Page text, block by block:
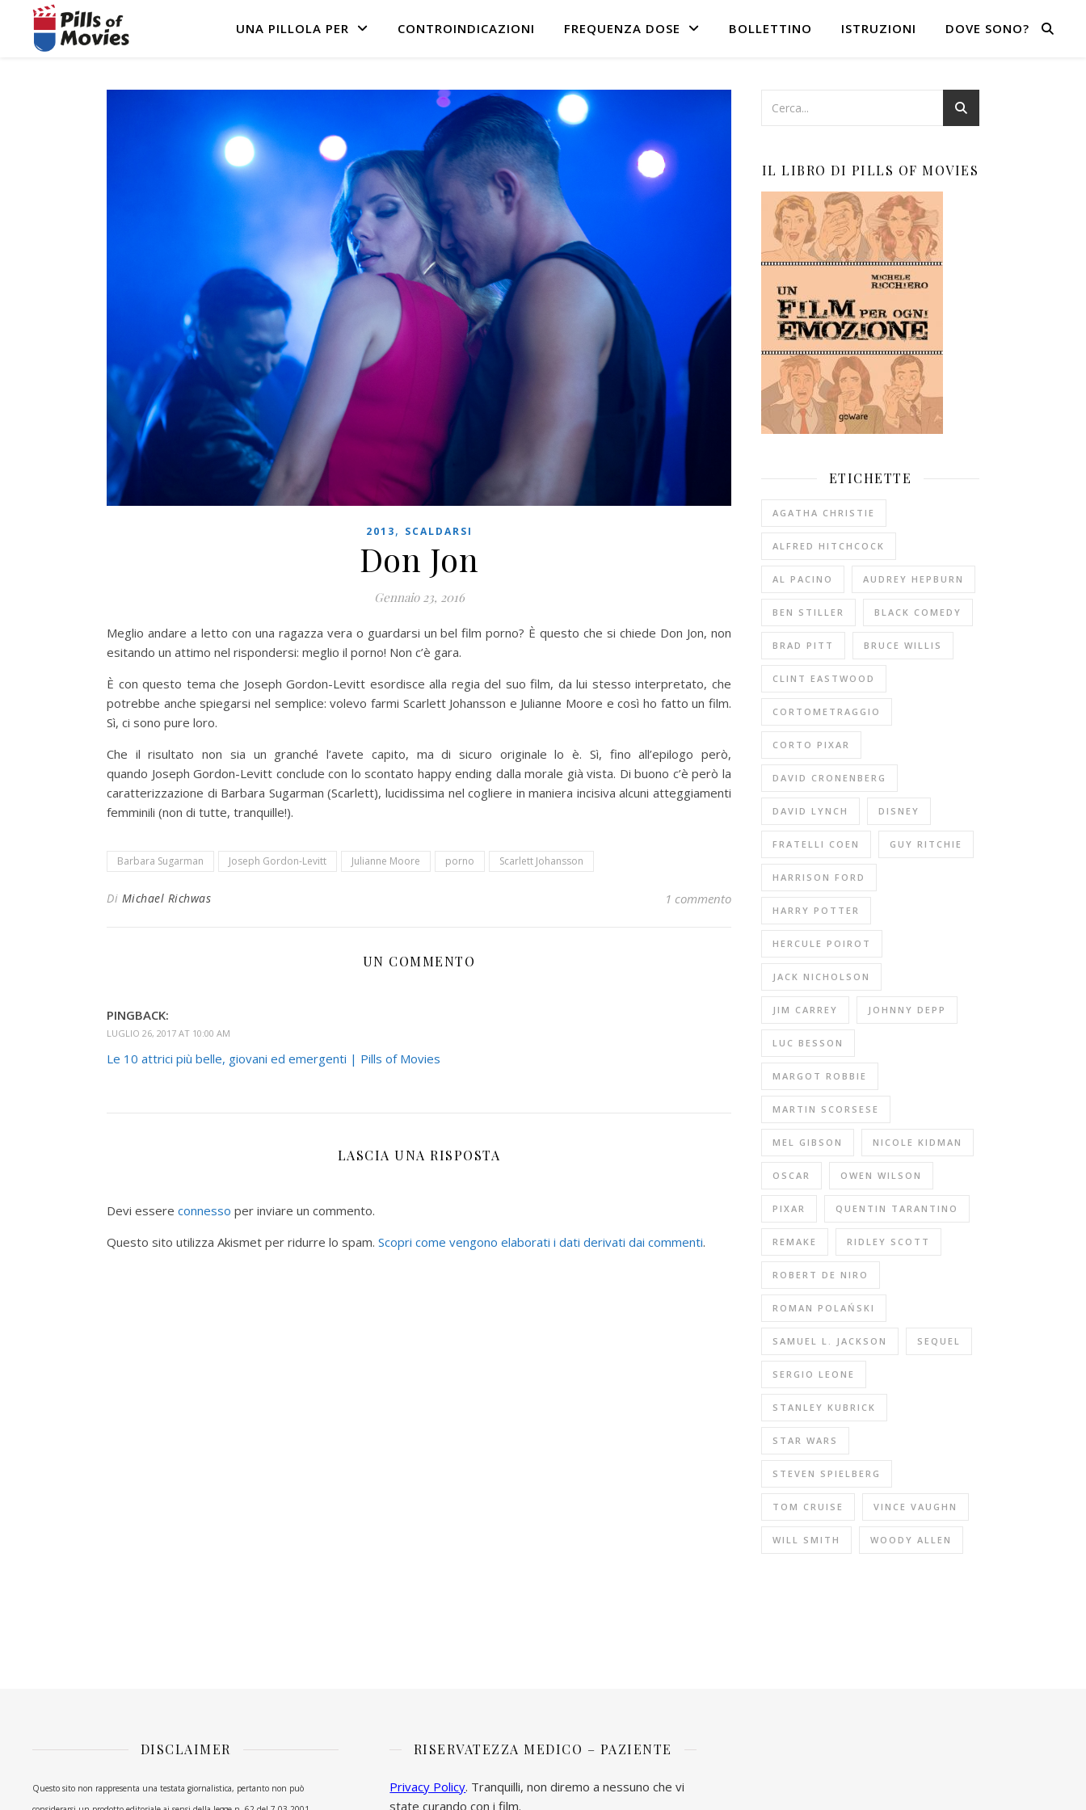
UNA PILLOLA PER CONTROINDICAZIONI FREQUENZA DOSE BOLLETTINO ISTRUZIONI DOVE SONO?
2013, SCALDARSI
Don Jon
Gennaio 23, 2016
Meglio andare a letto con una ragazza vera o guardarsi un bel film porno? È questo che si chiede Don Jon, non
esitando un attimo nel rispondersi: meglio il porno! Non c’è gara.
È con questo tema che Joseph Gordon-Levitt esordisce alla regia del suo film, da lui stesso interpretato, che
potrebbe anche spiegarsi nel semplice: volevo farmi Scarlett Johansson e Julianne Moore e così ho fatto un film.
Sì, ci sono pure loro.
Che il risultato non sia un granché l’avete capito, ma di sicuro originale lo è. Sì, fino all’epilogo però,
quando Joseph Gordon-Levitt conclude con lo scontato happy ending dalla morale già vista. Di buono c’è però la
caratterizzazione di Barbara Sugarman (Scarlett), lucidissima nel cogliere in maniera incisiva alcuni atteggiamenti
femminili (non di tutte, tranquille!).
Barbara Sugarman Joseph Gordon-Levitt Julianne Moore porno Scarlett Johansson
Di Michael Richwas 1 commento
UN COMMENTO
PINGBACK:
LUGLIO 26, 2017 AT 10:00 AM
Le 10 attrici più belle, giovani ed emergenti | Pills of Movies
LASCIA UNA RISPOSTA
Devi essere connesso per inviare un commento.
Questo sito utilizza Akismet per ridurre lo spam. Scopri come vengono elaborati i dati derivati dai commenti.
IL LIBRO DI PILLS OF MOVIES
ETICHETTE
AGATHA CHRISTIE
ALFRED HITCHCOCK
AL PACINO AUDREY HEPBURN
BEN STILLER BLACK COMEDY
BRAD PITT BRUCE WILLIS
CLINT EASTWOOD
CORTOMETRAGGIO
CORTO PIXAR
DAVID CRONENBERG
DAVID LYNCH DISNEY
FRATELLI COEN GUY RITCHIE
HARRISON FORD
HARRY POTTER
HERCULE POIROT
JACK NICHOLSON
JIM CARREY JOHNNY DEPP
LUC BESSON
MARGOT ROBBIE
MARTIN SCORSESE
MEL GIBSON NICOLE KIDMAN
OSCAR OWEN WILSON
PIXAR QUENTIN TARANTINO
REMAKE RIDLEY SCOTT
ROBERT DE NIRO
ROMAN POLAŃSKI
SAMUEL L. JACKSON SEQUEL
SERGIO LEONE
STANLEY KUBRICK
STAR WARS
STEVEN SPIELBERG
TOM CRUISE VINCE VAUGHN
WILL SMITH WOODY ALLEN
DISCLAIMER
Questo sito non rappresenta una testata giornalistica, pertanto non può
RISERVATEZZA MEDICO – PAZIENTE
Privacy Policy. Tranquilli, non diremo a nessuno che vi
state curando con i film.